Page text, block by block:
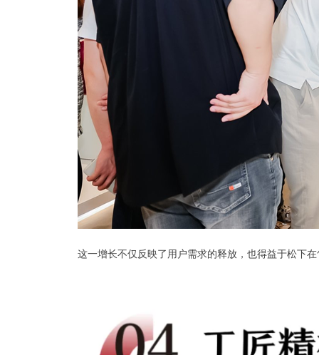
这一增长不仅反映了用户需求的释放，也得益于松下